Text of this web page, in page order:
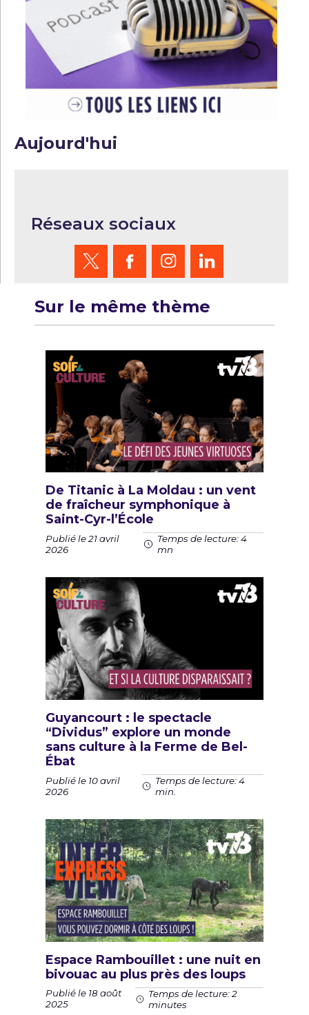
Aujourd'hui
Réseaux sociaux
Sur le même thème
De Titanic à La Moldau : un vent
de fraîcheur symphonique à
Saint-Cyr-l’École
Publié le 21 avril
2026
Temps de lecture: 4
mn
Guyancourt : le spectacle
“Dividus” explore un monde
sans culture à la Ferme de Bel-
Ébat
Publié le 10 avril
2026
Temps de lecture: 4
min.
Espace Rambouillet : une nuit en
bivouac au plus près des loups
Publié le 18 août
2025
Temps de lecture: 2
minutes